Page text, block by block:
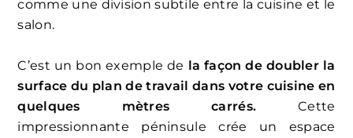
comme une division subtile entre la cuisine et le
salon.
C’est un bon exemple de la façon de doubler la
surface du plan de travail dans votre cuisine en
quelques mètres carrés.
Cette
impressionnante péninsule crée un espace